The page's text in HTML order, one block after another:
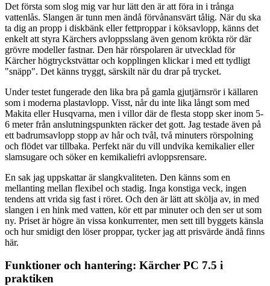
Det första som slog mig var hur lätt den är att föra in i trånga
vattenlås. Slangen är tunn men ändå förvånansvärt tålig. När du ska
ta dig an propp i diskbänk eller fettproppar i köksavlopp, känns det
enkelt att styra Kärchers avloppsslang även genom krökta rör där
grövre modeller fastnar. Den här rörspolaren är utvecklad för
Kärcher högtryckstvättar och kopplingen klickar i med ett tydligt
"snäpp". Det känns tryggt, särskilt när du drar på trycket.
Under testet fungerade den lika bra på gamla gjutjärnsrör i källaren
som i moderna plastavlopp. Visst, når du inte lika långt som med
Makita eller Husqvarna, men i villor där de flesta stopp sker inom 5-
6 meter från anslutningspunkten räcker det gott. Jag testade även på
ett badrumsavlopp stopp av hår och tvål, två minuters rörspolning
och flödet var tillbaka. Perfekt när du vill undvika kemikalier eller
slamsugare och söker en kemikaliefri avloppsrensare.
En sak jag uppskattar är slangkvaliteten. Den känns som en
mellanting mellan flexibel och stadig. Inga konstiga veck, ingen
tendens att vrida sig fast i röret. Och den är lätt att skölja av, in med
slangen i en hink med vatten, kör ett par minuter och den ser ut som
ny. Priset är högre än vissa konkurrenter, men sett till byggets känsla
och hur smidigt den löser proppar, tycker jag att prisvärde ändå finns
här.
Funktioner och hantering: Kärcher PC 7.5 i
praktiken